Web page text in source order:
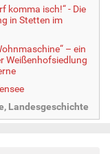
komma isch!“ - Die
in Stetten im
– ein
Weißenhofsiedlung
Landesgeschichte